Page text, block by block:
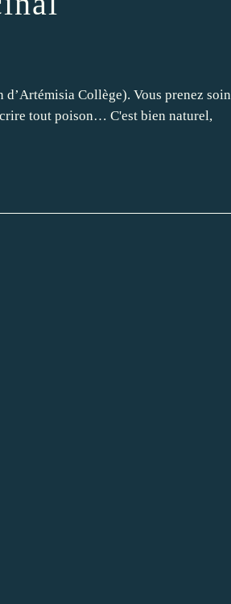
Collège). Vous prenez soin
tout poison… C'est bien naturel,